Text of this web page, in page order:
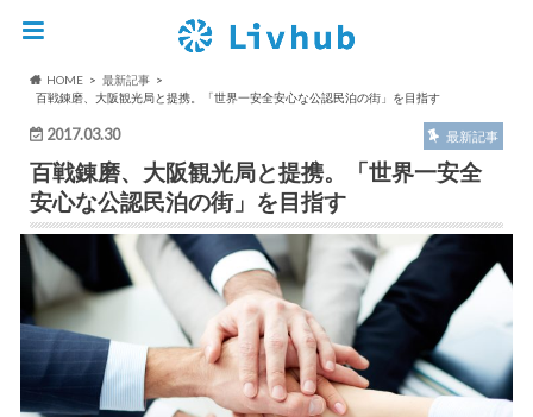
HOME
最新記事
百戦錬磨、大阪観光局と提携。「世界一安全安心な公認民泊の街」を目指す
2017.03.30 最新記事
百戦錬磨、大阪観光局と提携。「世界一安全
安心な公認民泊の街」を目指す